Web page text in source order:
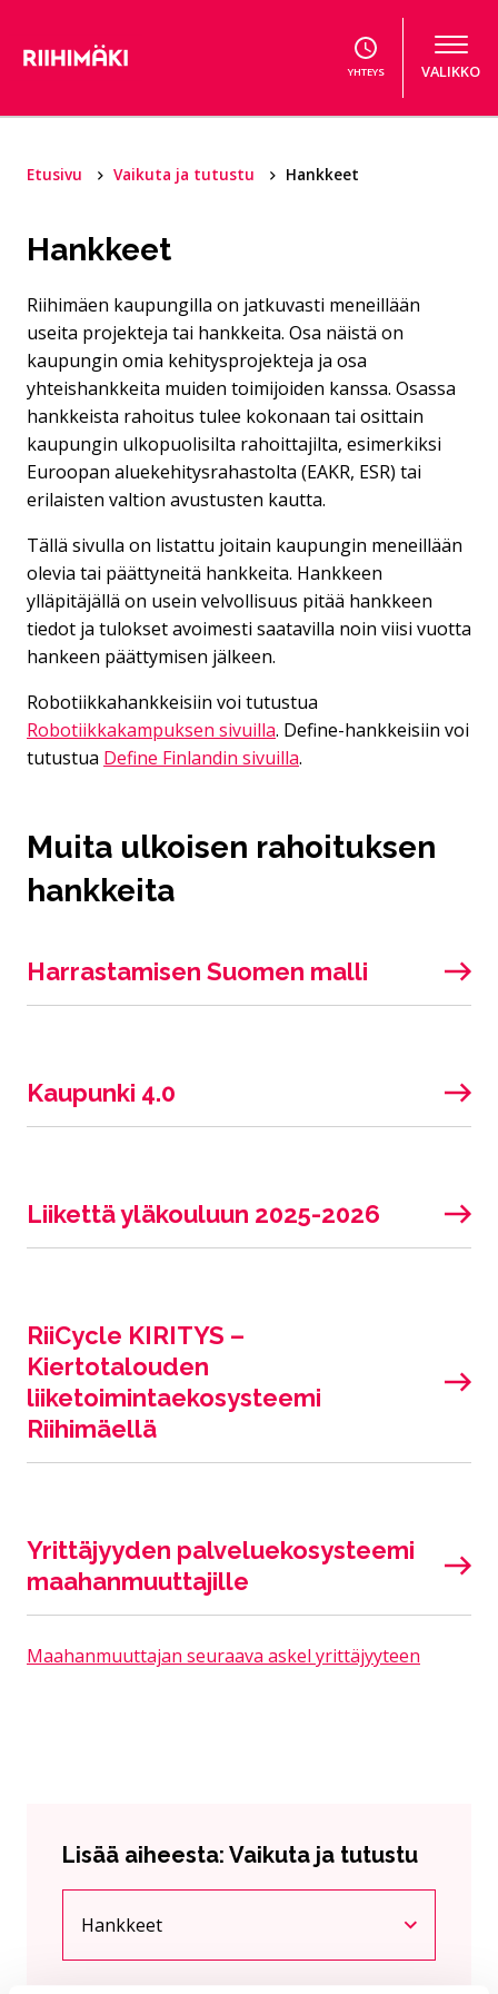
YHTEYS VALIKKO
Etusivu Vaikuta ja tutustu Hankkeet
Hankkeet
Riihimäen kaupungilla on jatkuvasti meneillään
useita projekteja tai hankkeita. Osa näistä on
kaupungin omia kehitysprojekteja ja osa
yhteishankkeita muiden toimijoiden kanssa. Osassa
hankkeista rahoitus tulee kokonaan tai osittain
kaupungin ulkopuolisilta rahoittajilta, esimerkiksi
Euroopan aluekehitysrahastolta (EAKR, ESR) tai
erilaisten valtion avustusten kautta.
Tällä sivulla on listattu joitain kaupungin meneillään
olevia tai päättyneitä hankkeita. Hankkeen
ylläpitäjällä on usein velvollisuus pitää hankkeen
tiedot ja tulokset avoimesti saatavilla noin viisi vuotta
hankeen päättymisen jälkeen.
Robotiikkahankkeisiin voi tutustua
Robotiikkakampuksen sivuilla. Define-hankkeisiin voi
tutustua Define Finlandin sivuilla.
Muita ulkoisen rahoituksen
hankkeita
Harrastamisen Suomen malli
Kaupunki 4.0
Liikettä yläkouluun 2025-2026
RiiCycle KIRITYS –
Kiertotalouden
liiketoimintaekosysteemi
Riihimäellä
Yrittäjyyden palveluekosysteemi
maahanmuuttajille
Maahanmuuttajan seuraava askel yrittäjyyteen
Lisää aiheesta: Vaikuta ja tutustu
Nykyinen sivu
Hankkeet
Klikkaa käyttääksesi valikkoa